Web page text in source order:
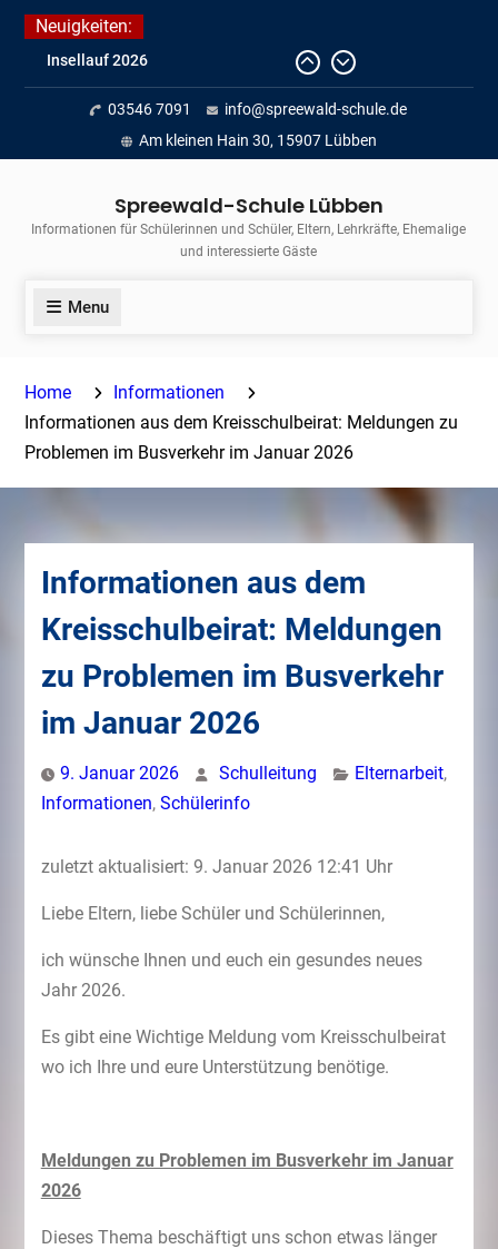
Skip
Neuigkeiten:
Fortführung des verkürzten
Unterrichts aufgrund der hohen
Temperaturen (22.06. bis
voraussichtlich zum 26.06.2026)
Journalismus hautnah
Insellauf 2026
03546 7091
info@spreewald-schule.de
Am kleinen Hain 30, 15907 Lübben
Spreewald-Schule Lübben
Informationen für Schülerinnen und Schüler, Eltern, Lehrkräfte, Ehemalige
und interessierte Gäste
Menu
Home
Informationen
Informationen aus dem Kreisschulbeirat: Meldungen zu
Problemen im Busverkehr im Januar 2026
Informationen aus dem
Kreisschulbeirat: Meldungen
zu Problemen im Busverkehr
im Januar 2026
9. Januar 2026 Schulleitung Elternarbeit,
Informationen, Schülerinfo
zuletzt aktualisiert: 9. Januar 2026 12:41 Uhr
Liebe Eltern, liebe Schüler und Schülerinnen,
ich wünsche Ihnen und euch ein gesundes neues
Jahr 2026.
Es gibt eine Wichtige Meldung vom Kreisschulbeirat
wo ich Ihre und eure Unterstützung benötige.
Meldungen zu Problemen im Busverkehr im Januar
2026
Dieses Thema beschäftigt uns schon etwas länger